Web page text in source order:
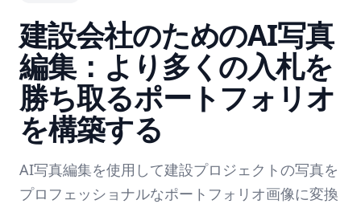
建設会社のためのAI写真
編集：より多くの入札を
勝ち取るポートフォリオ
を構築する
AI写真編集を使用して建設プロジェクトの写真を
プロフェッショナルなポートフォリオ画像に変換